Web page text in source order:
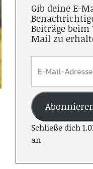
Gib deine E-
Beiträge
Mail zu
Schließe dich
an